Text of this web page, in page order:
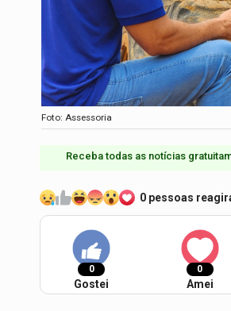
Foto: Assessoria
Receba todas as notícias
0 pessoas
0
Gostei
0
Amei